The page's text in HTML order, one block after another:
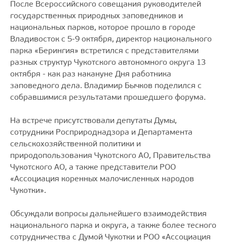
После Всероссийского совещания руководителей
государственных природных заповедников и
национальных парков, которое прошло в городе
Владивосток с 5-9 октября, директор национального
парка «Берингия» встретился с представителями
разных структур Чукотского автономного округа 13
октября - как раз накануне Дня работника
заповедного дела. Владимир Бычков поделился с
собравшимися результатами прошедшего форума.
На встрече присутствовали депутаты Думы,
сотрудники Росприроднадзора и Департамента
сельскохозяйственной политики и
природопользования Чукотского АО, Правительства
Чукотского АО, а также представители РОО
«Ассоциация коренных малочисленных народов
Чукотки».
Обсуждали вопросы дальнейшего взаимодействия
национального парка и округа, а также более тесного
сотрудничества с Думой Чукотки и РОО «Ассоциация